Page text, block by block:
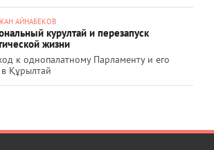
АЙНАБЕКОВ
курултай и перезапуск
жизни
к однопалатному Парламенту и его
Құрылтай